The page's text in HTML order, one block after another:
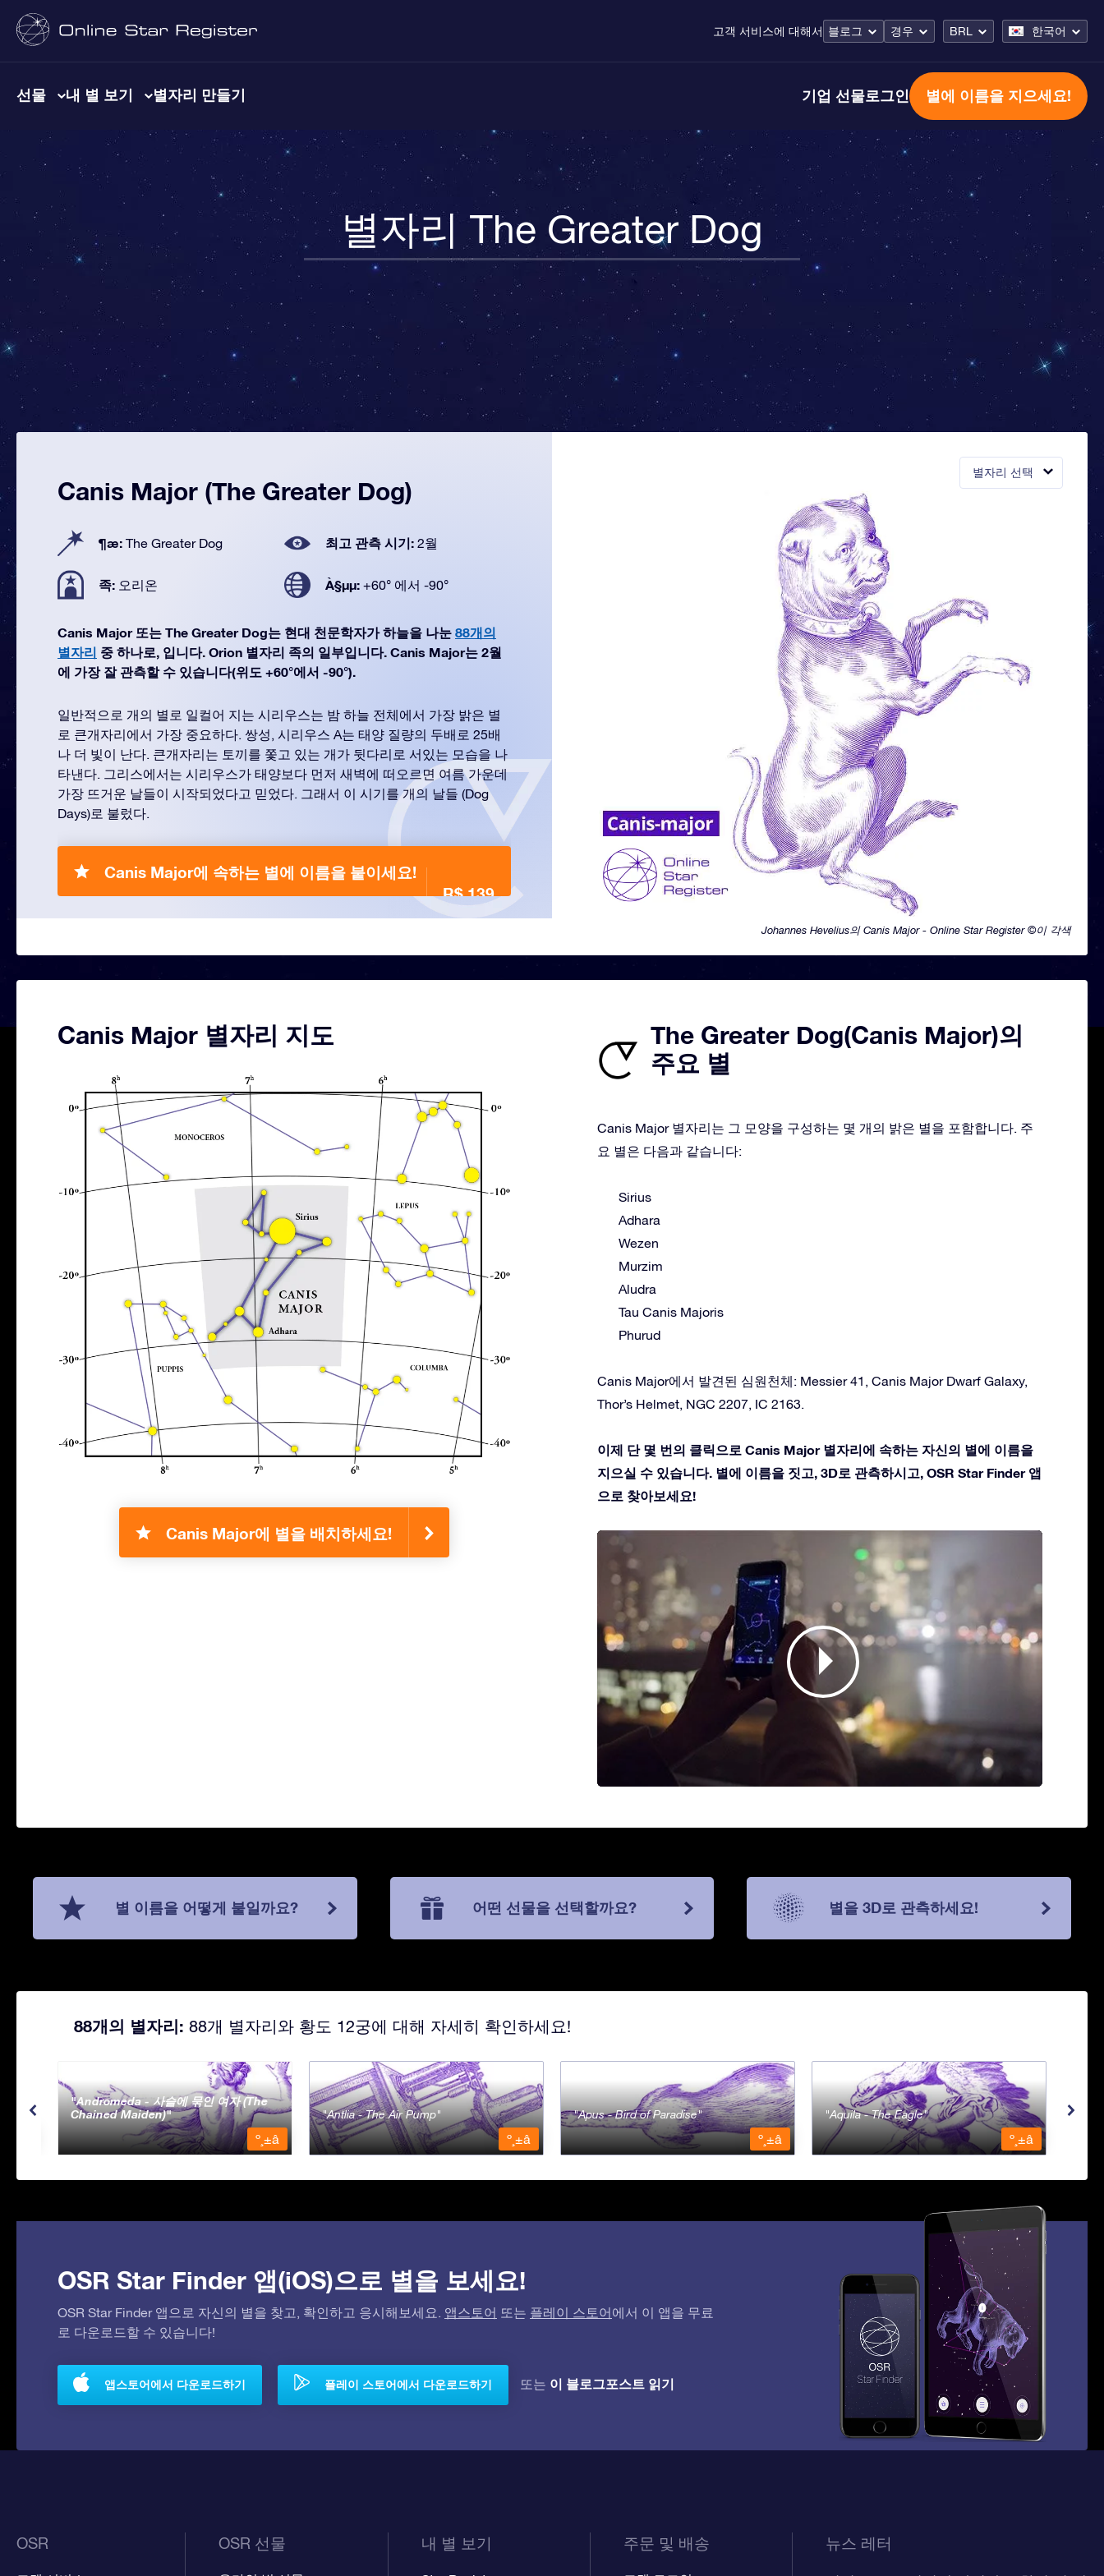
고객 서비스에 대해서 블로그 경우 BRL 한국어
선물 내 별 보기 별자리 만들기 기업 선물로그인 별에 이름을 지으세요!
별자리 The Greater Dog
별자리 선택
Johannes Hevelius의 Canis Major - Online Star Register ©이 각색
Canis Major (The Greater Dog)
¶æ: The Greater Dog 최고 관측 시기: 2월
족: 오리온 À§µµ: +60° 에서 -90°
Canis Major 또는 The Greater Dog는 현대 천문학자가 하늘을 나눈 88개의
별자리 중 하나로, 입니다. Orion 별자리 족의 일부입니다. Canis Major는 2월
에 가장 잘 관측할 수 있습니다(위도 +60°에서 -90°).
일반적으로 개의 별로 일컬어 지는 시리우스는 밤 하늘 전체에서 가장 밝은 별
로 큰개자리에서 가장 중요하다. 쌍성, 시리우스 A는 태양 질량의 두배로 25배
나 더 빛이 난다. 큰개자리는 토끼를 쫓고 있는 개가 뒷다리로 서있는 모습을 나
타낸다. 그리스에서는 시리우스가 태양보다 먼저 새벽에 떠오르면 여름 가운데
가장 뜨거운 날들이 시작되었다고 믿었다. 그래서 이 시기를 개의 날들 (Dog
Days)로 불렀다.
Canis Major에 속하는 별에 이름을 붙이세요!
R$ 139
Canis Major 별자리 지도
Canis Major에 별을 배치하세요!
The Greater Dog(Canis Major)의
주요 별
Canis Major 별자리는 그 모양을 구성하는 몇 개의 밝은 별을 포함합니다. 주
요 별은 다음과 같습니다:
Sirius
Adhara
Wezen
Murzim
Aludra
Tau Canis Majoris
Phurud
Canis Major에서 발견된 심원천체: Messier 41, Canis Major Dwarf Galaxy,
Thor’s Helmet, NGC 2207, IC 2163.
이제 단 몇 번의 클릭으로 Canis Major 별자리에 속하는 자신의 별에 이름을
지으실 수 있습니다. 별에 이름을 짓고, 3D로 관측하시고, OSR Star Finder 앱
으로 찾아보세요!
별 이름을 어떻게 붙일까요? 어떤 선물을 선택할까요? 별을 3D로 관측하세요!
88개의 별자리: 88개 별자리와 황도 12궁에 대해 자세히 확인하세요!
Andromeda - 사슬에 묶인 여자 (The
Chained Maiden)
º¸±â
Antlia - The Air Pump
º¸±â
Apus - Bird of Paradise
º¸±â
Aquila - The Eagle
º¸±â
OSR Star Finder 앱(iOS)으로 별을 보세요!
OSR Star Finder 앱으로 자신의 별을 찾고, 확인하고 응시해보세요. 앱스토어 또는 플레이 스토어에서 이 앱을 무료
로 다운로드할 수 있습니다!
앱스토어에서 다운로드하기 플레이 스토어에서 다운로드하기 또는 이 블로그포스트 읽기
OSR OSR 선물 내 별 보기 주문 및 배송 뉴스 레터